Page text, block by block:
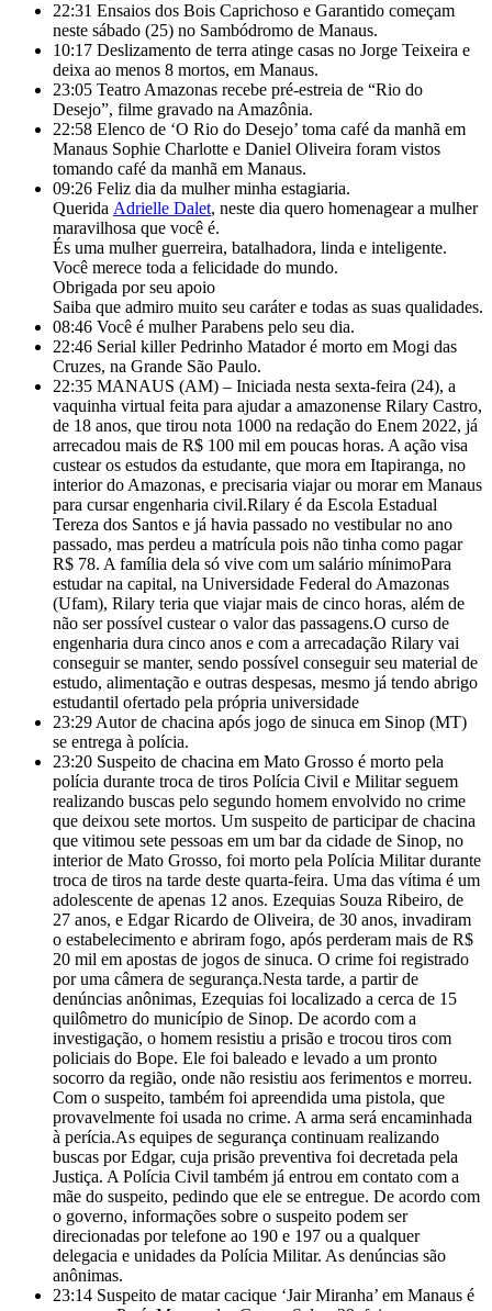
22:31 Ensaios dos Bois Caprichoso e Garantido começam
neste sábado (25) no Sambódromo de Manaus.
10:17 Deslizamento de terra atinge casas no Jorge Teixeira e
deixa ao menos 8 mortos, em Manaus.
23:05 Teatro Amazonas recebe pré-estreia de “Rio do
Desejo”, filme gravado na Amazônia.
22:58 Elenco de ‘O Rio do Desejo’ toma café da manhã em
Manaus Sophie Charlotte e Daniel Oliveira foram vistos
tomando café da manhã em Manaus.
09:26 Feliz dia da mulher minha estagiaria.
Querida Adrielle Dalet, neste dia quero homenagear a mulher
maravilhosa que você é.
És uma mulher guerreira, batalhadora, linda e inteligente.
Você merece toda a felicidade do mundo.
Obrigada por seu apoio
Saiba que admiro muito seu caráter e todas as suas qualidades.
08:46 Você é mulher Parabens pelo seu dia.
22:46 Serial killer Pedrinho Matador é morto em Mogi das
Cruzes, na Grande São Paulo.
22:35 MANAUS (AM) – Iniciada nesta sexta-feira (24), a
vaquinha virtual feita para ajudar a amazonense Rilary Castro,
de 18 anos, que tirou nota 1000 na redação do Enem 2022, já
arrecadou mais de R$ 100 mil em poucas horas. A ação visa
custear os estudos da estudante, que mora em Itapiranga, no
interior do Amazonas, e precisaria viajar ou morar em Manaus
para cursar engenharia civil.Rilary é da Escola Estadual
Tereza dos Santos e já havia passado no vestibular no ano
passado, mas perdeu a matrícula pois não tinha como pagar
R$ 78. A família dela só vive com um salário mínimoPara
estudar na capital, na Universidade Federal do Amazonas
(Ufam), Rilary teria que viajar mais de cinco horas, além de
não ser possível custear o valor das passagens.O curso de
engenharia dura cinco anos e com a arrecadação Rilary vai
conseguir se manter, sendo possível conseguir seu material de
estudo, alimentação e outras despesas, mesmo já tendo abrigo
estudantil ofertado pela própria universidade
23:29 Autor de chacina após jogo de sinuca em Sinop (MT)
se entrega à polícia.
23:20 Suspeito de chacina em Mato Grosso é morto pela
polícia durante troca de tiros Polícia Civil e Militar seguem
realizando buscas pelo segundo homem envolvido no crime
que deixou sete mortos. Um suspeito de participar de chacina
que vitimou sete pessoas em um bar da cidade de Sinop, no
interior de Mato Grosso, foi morto pela Polícia Militar durante
troca de tiros na tarde deste quarta-feira. Uma das vítima é um
adolescente de apenas 12 anos. Ezequias Souza Ribeiro, de
27 anos, e Edgar Ricardo de Oliveira, de 30 anos, invadiram
o estabelecimento e abriram fogo, após perderam mais de R$
20 mil em apostas de jogos de sinuca. O crime foi registrado
por uma câmera de segurança.Nesta tarde, a partir de
denúncias anônimas, Ezequias foi localizado a cerca de 15
quilômetro do município de Sinop. De acordo com a
investigação, o homem resistiu a prisão e trocou tiros com
policiais do Bope. Ele foi baleado e levado a um pronto
socorro da região, onde não resistiu aos ferimentos e morreu.
Com o suspeito, também foi apreendida uma pistola, que
provavelmente foi usada no crime. A arma será encaminhada
à perícia.As equipes de segurança continuam realizando
buscas por Edgar, cuja prisão preventiva foi decretada pela
Justiça. A Polícia Civil também já entrou em contato com a
mãe do suspeito, pedindo que ele se entregue. De acordo com
o governo, informações sobre o suspeito podem ser
direcionadas por telefone ao 190 e 197 ou a qualquer
delegacia e unidades da Polícia Militar. As denúncias são
anônimas.
23:14 Suspeito de matar cacique ‘Jair Miranha’ em Manaus é